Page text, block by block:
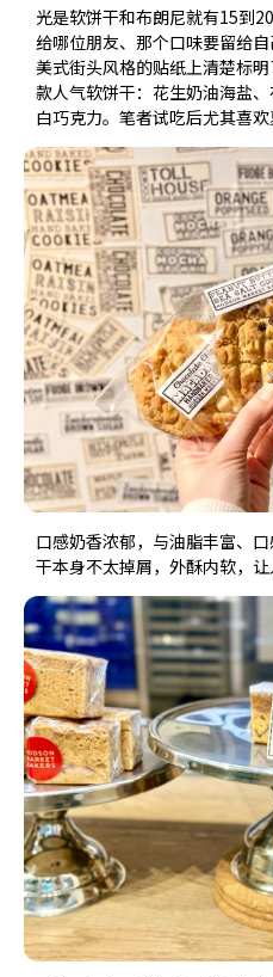
光是软饼干和布朗尼就有15到
给哪位朋友、那个口味要留给自
美式街头风格的贴纸上清楚标
款人气软饼干：花生奶油海盐
白巧克力。笔者试吃后尤其喜欢
口感奶香浓郁，与油脂丰富、
干本身不太掉屑，外酥内软，让